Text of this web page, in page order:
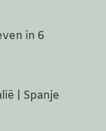
in 6
| Spanje